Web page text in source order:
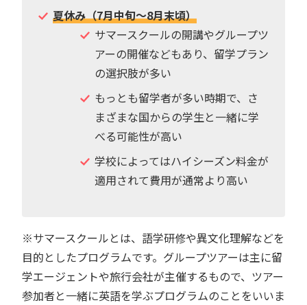
夏休み（7月中旬〜8月末頃）
サマースクールの開講やグループツ
アーの開催などもあり、留学プラン
の選択肢が多い
もっとも留学者が多い時期で、さ
まざまな国からの学生と一緒に学
べる可能性が高い
学校によってはハイシーズン料金が
適用されて費用が通常より高い
※サマースクールとは、語学研修や異文化理解などを
目的としたプログラムです。グループツアーは主に留
学エージェントや旅行会社が主催するもので、ツアー
参加者と一緒に英語を学ぶプログラムのことをいいま